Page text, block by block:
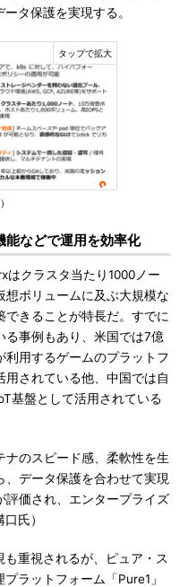
タ保護を実現する。
能などで運用を効率化
クラスタ当たり1000ノー
想ボリュームに及ぶ大規模な
できることが特長だ。すでに
る事例もあり、米国では7億
利用するゲームのプラットフ
用されている他、中国では自
基盤として活用されている
のスピード感、柔軟性を生
、データ保護を合わせて実現
評価され、エンタープライズ
氏）
重視されるが、ピュア・ス
ラットフォーム「Pure1」